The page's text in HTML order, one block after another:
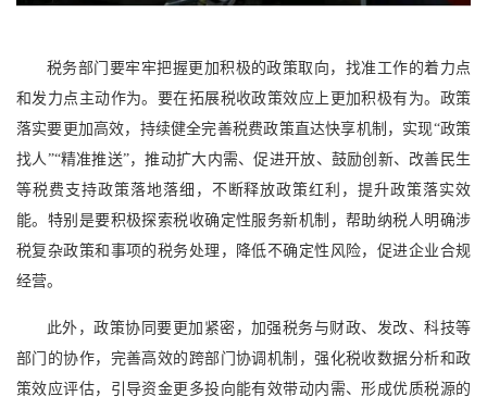
税务部门要牢牢把握更加积极的政策取向，找准工作的着力点
和发力点主动作为。要在拓展税收政策效应上更加积极有为。政策
落实要更加高效，持续健全完善税费政策直达快享机制，实现“政策
找人”“精准推送”，推动扩大内需、促进开放、鼓励创新、改善民生
等税费支持政策落地落细，不断释放政策红利，提升政策落实效
能。特别是要积极探索税收确定性服务新机制，帮助纳税人明确涉
税复杂政策和事项的税务处理，降低不确定性风险，促进企业合规
经营。
此外，政策协同要更加紧密，加强税务与财政、发改、科技等
部门的协作，完善高效的跨部门协调机制，强化税收数据分析和政
策效应评估，引导资金更多投向能有效带动内需、形成优质税源的